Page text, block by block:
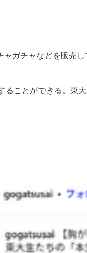
ガチャなどを販売し
ことができる。東